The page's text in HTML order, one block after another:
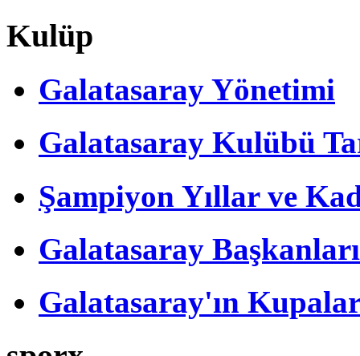
Kulüp
Galatasaray Yönetimi
Galatasaray Kulübü
Şampiyon Yıllar ve
Galatasaray Başkanları
Galatasaray'ın